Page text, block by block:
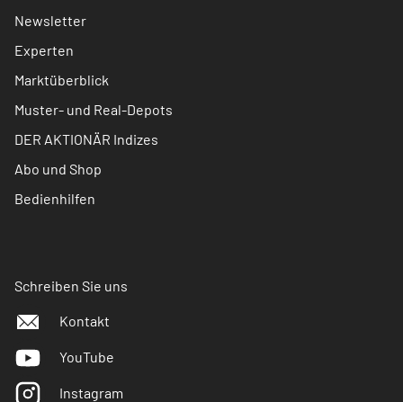
Newsletter
Experten
Marktüberblick
Muster- und Real-Depots
DER AKTIONÄR Indizes
Abo und Shop
Bedienhilfen
Schreiben Sie uns
Kontakt
YouTube
Instagram